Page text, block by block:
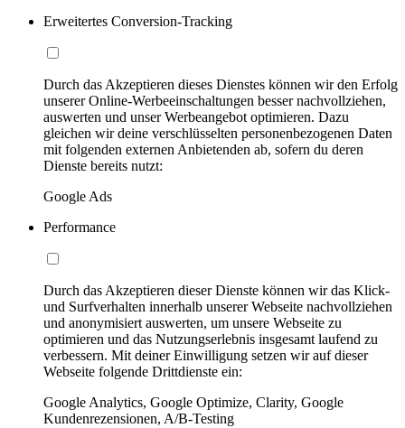
Erweitertes Conversion-Tracking
Durch das Akzeptieren dieses Dienstes können wir den Erfolg
unserer Online-Werbeeinschaltungen besser nachvollziehen,
auswerten und unser Werbeangebot optimieren. Dazu
gleichen wir deine verschlüsselten personenbezogenen Daten
mit folgenden externen Anbietenden ab, sofern du deren
Dienste bereits nutzt:
Google Ads
Performance
Durch das Akzeptieren dieser Dienste können wir das Klick-
und Surfverhalten innerhalb unserer Webseite nachvollziehen
und anonymisiert auswerten, um unsere Webseite zu
optimieren und das Nutzungserlebnis insgesamt laufend zu
verbessern. Mit deiner Einwilligung setzen wir auf dieser
Webseite folgende Drittdienste ein:
Google Analytics, Google Optimize, Clarity, Google
Kundenrezensionen, A/B-Testing